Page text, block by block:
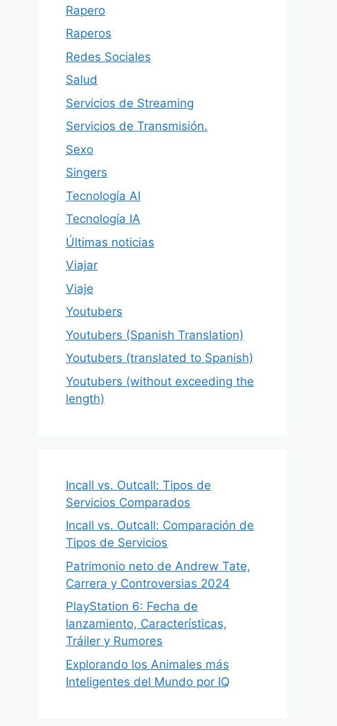
Rapero
Raperos
Redes Sociales
Salud
Servicios de Streaming
Servicios de Transmisión.
Sexo
Singers
Tecnología AI
Tecnología IA
Últimas noticias
Viajar
Viaje
Youtubers
Youtubers (Spanish Translation)
Youtubers (translated to Spanish)
Youtubers (without exceeding the
length)
Incall vs. Outcall: Tipos de
Servicios Comparados
Incall vs. Outcall: Comparación de
Tipos de Servicios
Patrimonio neto de Andrew Tate,
Carrera y Controversias 2024
PlayStation 6: Fecha de
lanzamiento, Características,
Tráiler y Rumores
Explorando los Animales más
Inteligentes del Mundo por IQ